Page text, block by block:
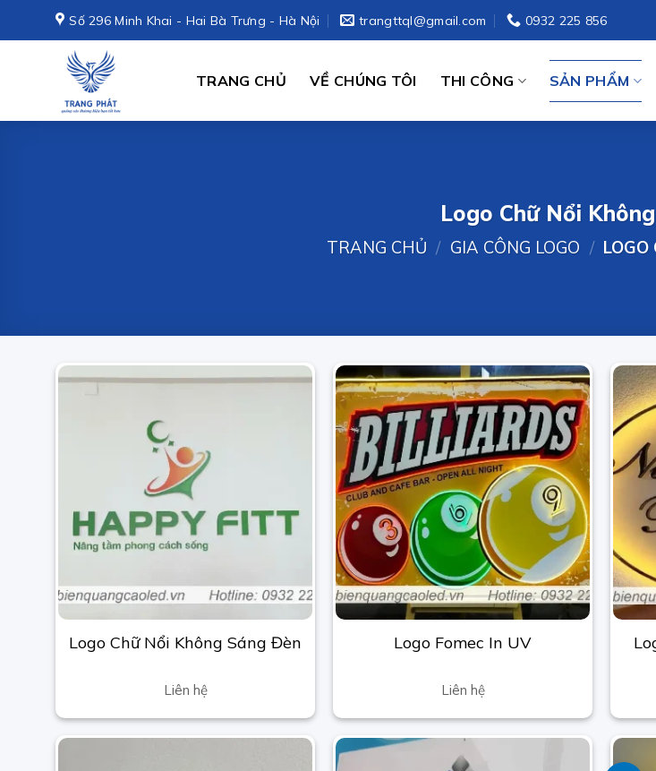
Số 296 Minh Khai - Hai Bà Trưng - Hà Nội trangttql@gmail.com 0932 225 856
TRANG CHỦ VỀ CHÚNG TÔI THI CÔNG SẢN PHẨM
Logo Chữ Nổi
TRANG CHỦ / GIA CÔNG LOGO / LOGO
Logo Chữ Nổi Không Sáng Đèn
Liên hệ
Logo Fomec In UV
Liên hệ